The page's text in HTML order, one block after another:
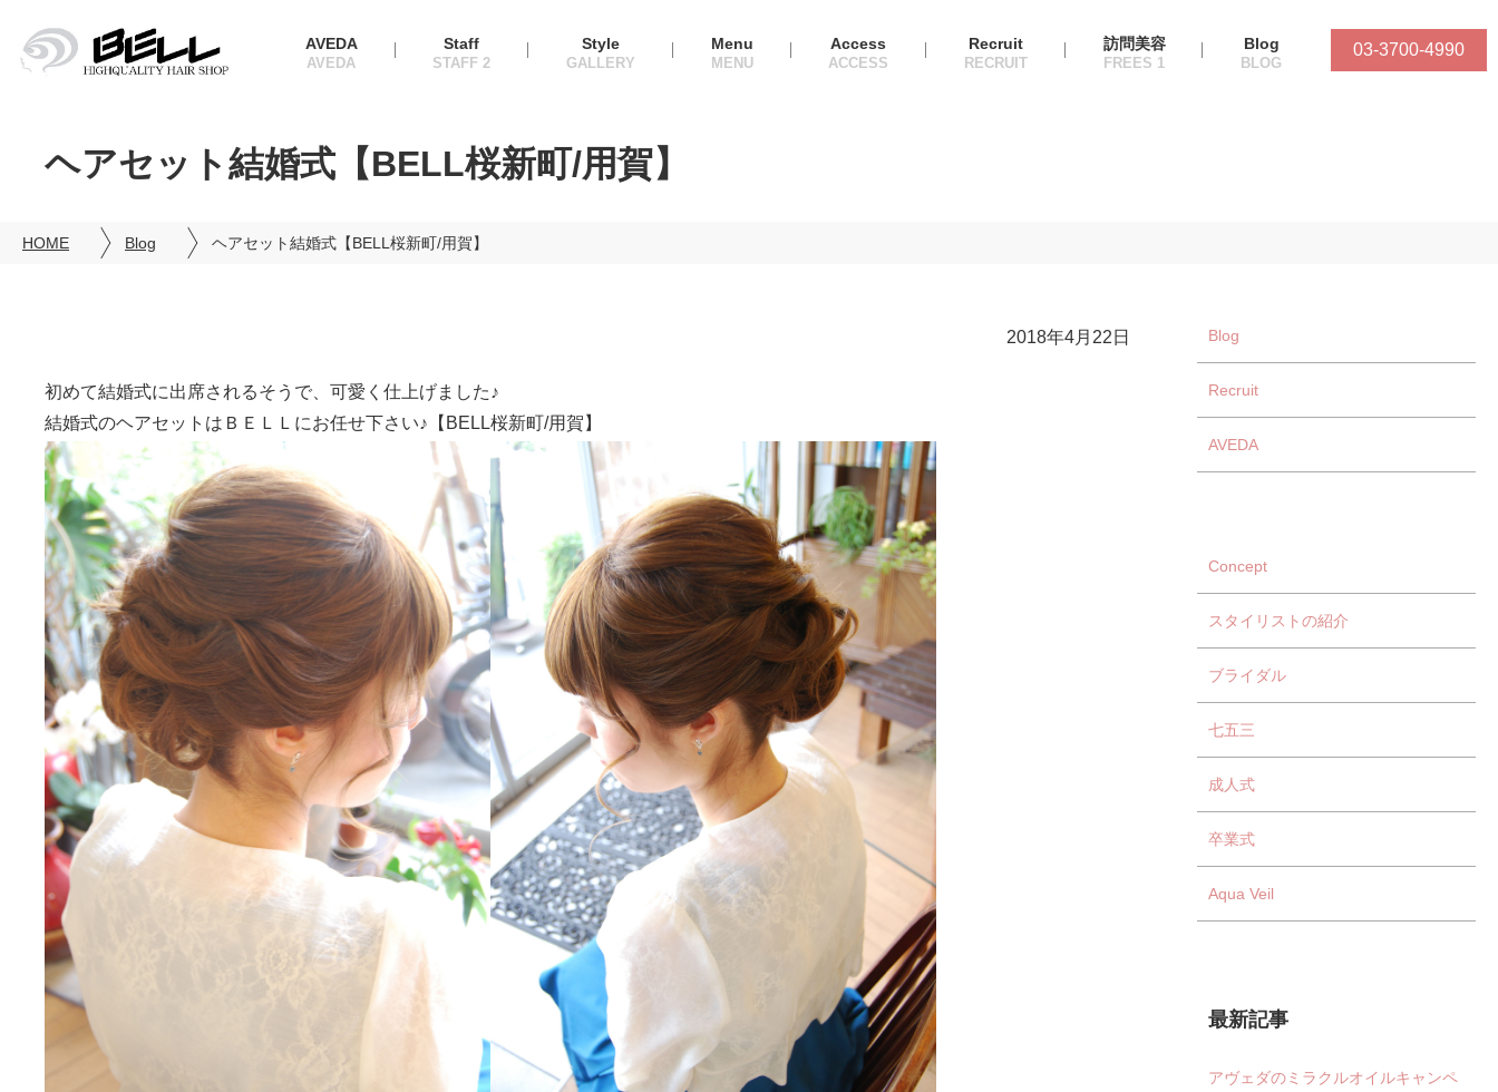
AVEDA Staff Style Menu Access Recruit 訪問美容 Blog 03-3700-4990
ヘアセット結婚式【BELL桜新町/用賀】
HOME Blog ヘアセット結婚式【BELL桜新町/用賀】
2018年4月22日
初めて結婚式に出席されるそうで、可愛く仕上げました♪
結婚式のヘアセットはＢＥＬＬにお任せ下さい♪【BELL桜新町/用賀】
Blog
Recruit
AVEDA
Concept
スタイリストの紹介
ブライダル
七五三
成人式
卒業式
Aqua Veil
最新記事
アヴェダのミラクルオイルキャンペ